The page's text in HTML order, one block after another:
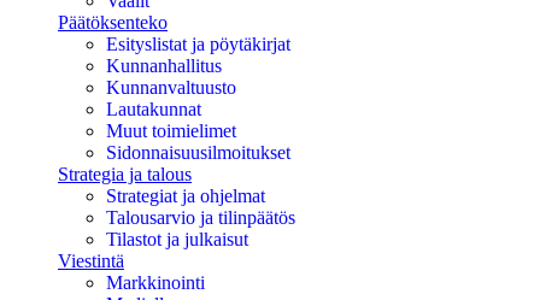
Päätöksenteko
Esityslistat ja pöytäkirjat
Kunnanhallitus
Kunnanvaltuusto
Lautakunnat
Muut toimielimet
Sidonnaisuusilmoitukset
Strategia ja talous
Strategiat ja ohjelmat
Talousarvio ja tilinpäätös
Tilastot ja julkaisut
Viestintä
Markkinointi